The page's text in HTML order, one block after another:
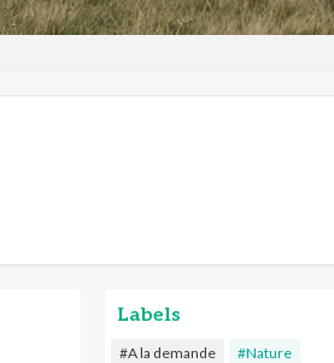
Labels
#A la demande #Nature